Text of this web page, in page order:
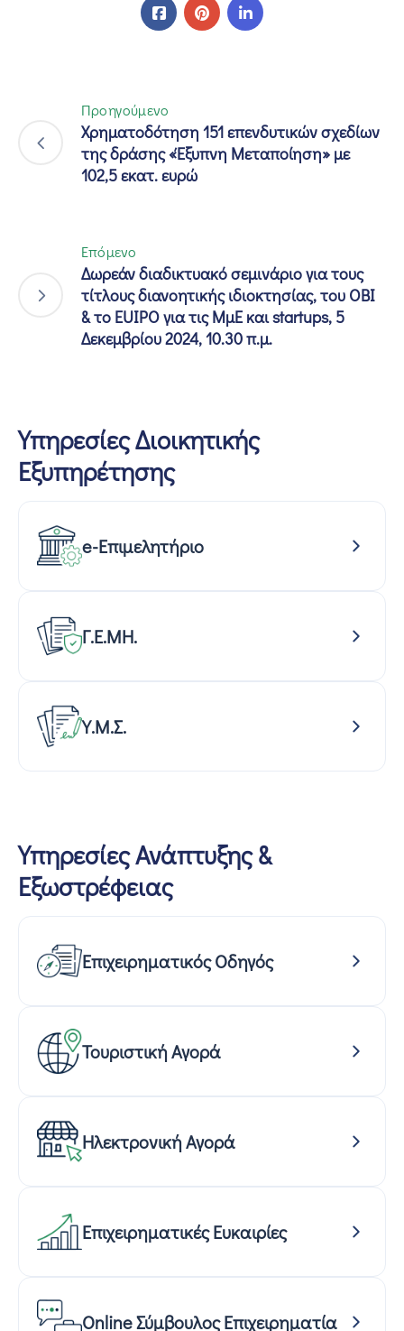
Προηγούμενο
Χρηματοδότηση 151 επενδυτικών σχεδίων
της δράσης «Έξυπνη Μεταποίηση» με
102,5 εκατ. ευρώ
Επόμενο
Δωρεάν διαδικτυακό σεμινάριο για τους
τίτλους διανοητικής ιδιοκτησίας, του ΟΒΙ
& το EUIPO για τις ΜμΕ και startups, 5
Δεκεμβρίου 2024, 10.30 π.μ.
Υπηρεσίες Διοικητικής
Εξυπηρέτησης
e-Επιμελητήριο
Γ.Ε.ΜΗ.
Υ.Μ.Σ.
Υπηρεσίες Ανάπτυξης &
Εξωστρέφειας
Επιχειρηματικός Οδηγός
Τουριστική Αγορά
Ηλεκτρονική Αγορά
Επιχειρηματικές Ευκαιρίες
Online Σύμβουλος Επιχειρηματία